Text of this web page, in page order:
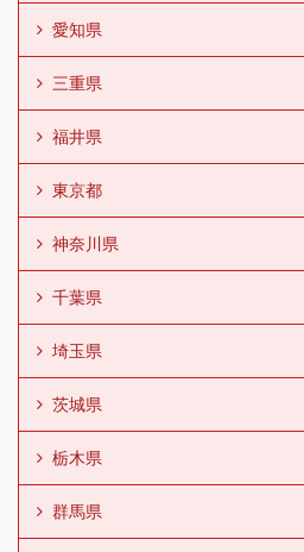
愛知県
三重県
福井県
東京都
神奈川県
千葉県
埼玉県
茨城県
栃木県
群馬県